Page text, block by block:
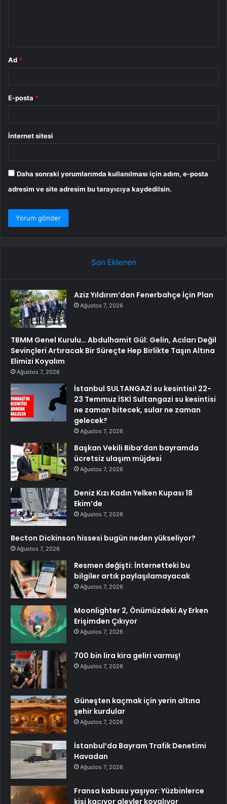
Ad *
E-posta *
İnternet sitesi
Daha sonraki yorumlarımda kullanılması için adım, e-posta
adresim ve site adresim bu tarayıcıya kaydedilsin.
Son Eklenen
Aziz Yıldırım’dan Fenerbahçe İçin Plan
Ağustos 7, 2026
TBMM Genel Kurulu… Abdulhamit Gül: Gelin, Acıları Değil
Sevinçleri Artıracak Bir Süreçte Hep Birlikte Taşın Altına
Elimizi Koyalım
Ağustos 7, 2026
İstanbul SULTANGAZİ su kesintisi! 22-
23 Temmuz İSKİ Sultangazi su kesintisi
ne zaman bitecek, sular ne zaman
gelecek?
Ağustos 7, 2026
Başkan Vekili Biba’dan bayramda
ücretsiz ulaşım müjdesi
Ağustos 7, 2026
Deniz Kızı Kadın Yelken Kupası 18
Ekim’de
Ağustos 7, 2026
Becton Dickinson hissesi bugün neden yükseliyor?
Ağustos 7, 2026
Resmen değişti: İnternetteki bu
bilgiler artık paylaşılamayacak
Ağustos 7, 2026
Moonlighter 2, Önümüzdeki Ay Erken
Erişimden Çıkıyor
Ağustos 7, 2026
700 bin lira kira geliri varmış!
Ağustos 7, 2026
Güneşten kaçmak için yerin altına
şehir kurdular
Ağustos 7, 2026
İstanbul’da Bayram Trafik Denetimi
Havadan
Ağustos 7, 2026
Fransa kabusu yaşıyor: Yüzbinlerce
kişi kaçıyor alevler kovalıyor